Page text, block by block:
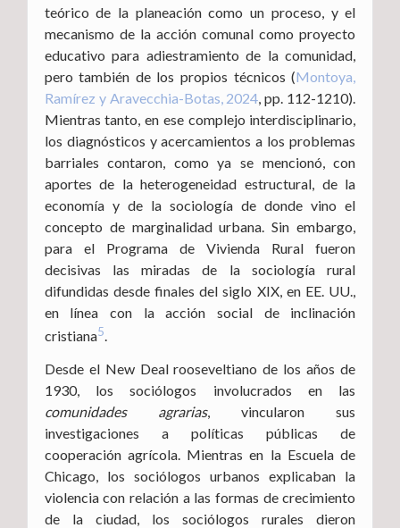
teórico de la planeación como un proceso, y el
mecanismo de la acción comunal como proyecto
educativo para adiestramiento de la comunidad,
pero también de los propios técnicos (Montoya,
Ramírez y Aravecchia-Botas, 2024 , pp. 112-1210).
Mientras tanto, en ese complejo interdisciplinario,
los diagnósticos y acercamientos a los problemas
barriales contaron, como ya se mencionó, con
aportes de la heterogeneidad estructural, de la
economía y de la sociología de donde vino el
concepto de marginalidad urbana. Sin embargo,
para el Programa de Vivienda Rural fueron
decisivas las miradas de la sociología rural
difundidas desde finales del siglo XIX, en EE. UU.,
en línea con la acción social de inclinación
cristiana5.
Desde el New Deal rooseveltiano de los años de
1930, los sociólogos involucrados en las
comunidades agrarias, vincularon sus
investigaciones a políticas públicas de
cooperación agrícola. Mientras en la Escuela de
Chicago, los sociólogos urbanos explicaban la
violencia con relación a las formas de crecimiento
de la ciudad, los sociólogos rurales dieron